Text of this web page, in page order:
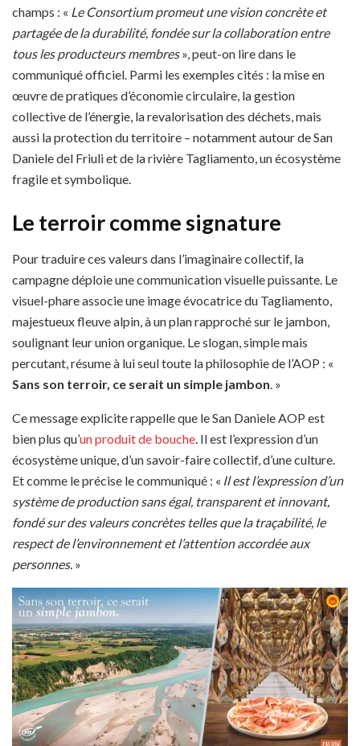
champs : « Le Consortium promeut une vision concrète et
partagée de la durabilité, fondée sur la collaboration entre
tous les producteurs membres», peut-on lire dans le
communiqué officiel. Parmi les exemples cités : la mise en
œuvre de pratiques d’économie circulaire, la gestion
collective de l’énergie, la revalorisation des déchets, mais
aussi la protection du territoire – notamment autour de San
Daniele del Friuli et de la rivière Tagliamento, un écosystème
fragile et symbolique.
Le terroir comme signature
Pour traduire ces valeurs dans l’imaginaire collectif, la
campagne déploie une communication visuelle puissante. Le
visuel-phare associe une image évocatrice du Tagliamento,
majestueux fleuve alpin, à un plan rapproché sur le jambon,
soulignant leur union organique. Le slogan, simple mais
percutant, résume à lui seul toute la philosophie de l’AOP : «
Sans son terroir, ce serait un simple jambon . »
Ce message explicite rappelle que le San Daniele AOP est
bien plus qu’un produit de bouche . Il est l’expression d’un
écosystème unique, d’un savoir-faire collectif, d’une culture.
Et comme le précise le communiqué : « Il est l’expression d’un
système de production sans égal, transparent et innovant,
fondé sur des valeurs concrètes telles que la traçabilité, le
respect de l’environnement et l’attention accordée aux
personnes. »